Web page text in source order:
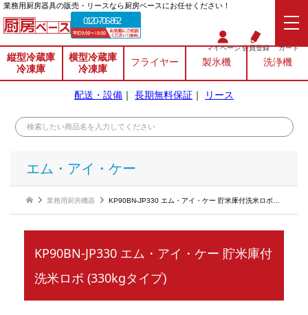
業務⽤厨房器具の販売・リースなら厨房ベースにお任せください！
0120-706-862
マイページ会員登録 カート
縦型冷蔵庫
冷凍庫
横型冷蔵庫
冷凍庫
フライヤー 製氷機 洗浄機
配送・設備 ｜ 長期無料保証 ｜ リース
エム・アイ・ケー
業務用厨房機器 KP90BN-JP330 エム・アイ・ケー 貯米庫付洗米ロボ (330kgタイプ)
KP90BN-JP330 エム・アイ・ケー 貯米庫付
洗米ロボ (330kgタイプ)